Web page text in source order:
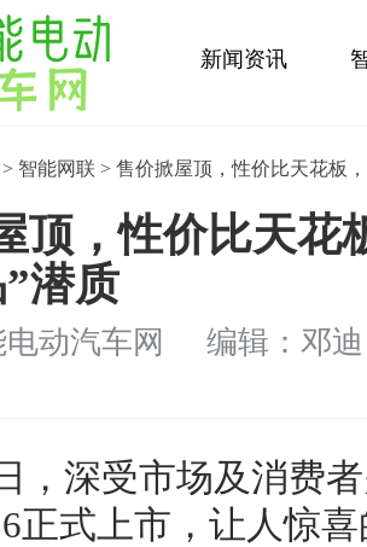
新闻资讯
> 智能网联 > 售价掀屋顶，性价比天花板
顶，性价比天花
潜质
电动汽车网 编辑：邓迪
，深受市场及消费
正式上市，让人惊